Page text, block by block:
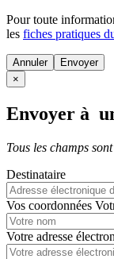
Pour toute
les fiches pratiques
Annuler
×
Envoyer à
Tous les champs
Destinataire
Vos coordonnées
Votre adresse